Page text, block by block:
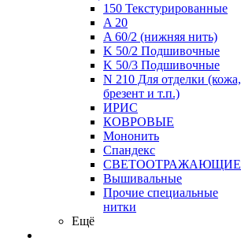
150 Текстурированные
A 20
A 60/2 (нижняя нить)
K 50/2 Подшивочные
K 50/3 Подшивочные
N 210 Для отделки (кожа,
брезент и т.п.)
ИРИС
КОВРОВЫЕ
Мононить
Спандекс
СВЕТООТРАЖАЮЩИЕ
Вышивальные
Прочие специальные
нитки
Ещё